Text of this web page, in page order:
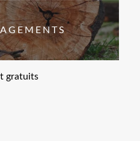
gratuits